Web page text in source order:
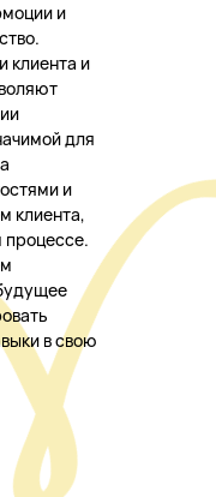
и
клиента и
для
и
клиента,
процессе.
в свою